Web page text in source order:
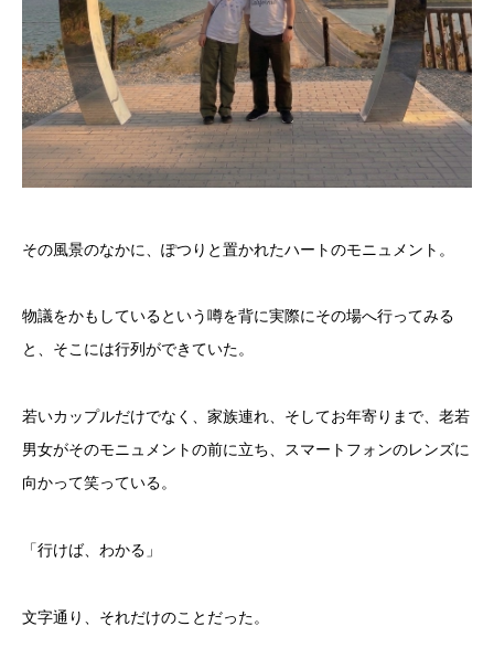
その風景のなかに、ぽつりと置かれたハートのモニュメント。
物議をかもしているという噂を背に実際にその場へ行ってみる
と、そこには行列ができていた。
若いカップルだけでなく、家族連れ、そしてお年寄りまで、老若
男女がそのモニュメントの前に立ち、スマートフォンのレンズに
向かって笑っている。
「行けば、わかる」
文字通り、それだけのことだった。